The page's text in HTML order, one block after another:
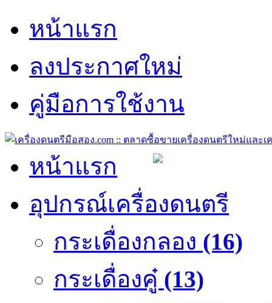
หน้าแรก
ลงประกาศใหม่
คู่มือการใช้งาน
หน้าแรก
อุปกรณ์เครื่องดนตรี
กระเดื่องกลอง (16)
กระเดื่องคู๋ (13)